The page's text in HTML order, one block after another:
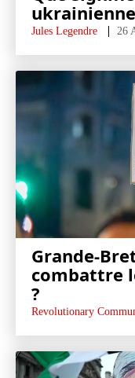
Jules Legendre 26
Grande-
combattre
?
Revolutionary